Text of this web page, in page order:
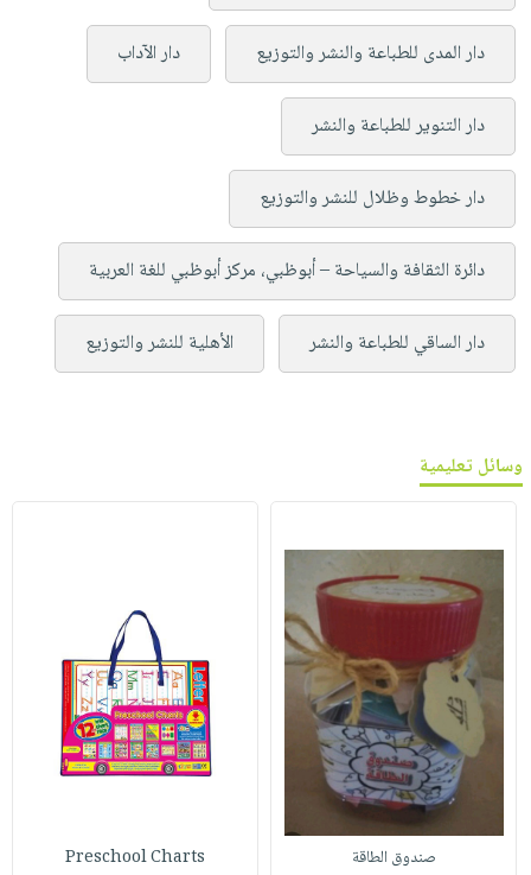
دار المدى للطباعة والنشر والتوزيع دار الآداب
دار التنوير للطباعة والنشر
دار خطوط وظلال للنشر والتوزيع
دائرة الثقافة والسياحة – أبوظبي، مركز أبوظبي للغة العربية
دار الساقي للطباعة والنشر الأهلية للنشر والتوزيع
وسائل تعليمية
صندوق الطاقة Preschool Charts